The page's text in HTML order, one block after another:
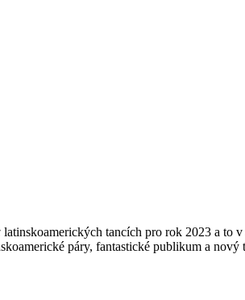
tancích pro rok 2023 a to v
páry, fantastické publikum a